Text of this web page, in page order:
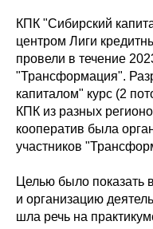
КПК "Сибирский
центром Лиги
провели в течение
"Трансформация".
капиталом" курс (2
КПК из разных
кооператив была
участников
Целью было показать
и организацию
шла речь на